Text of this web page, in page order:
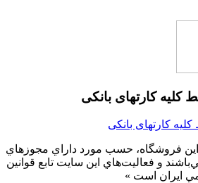
کلیه کارتهای بانکی
اين فروشگاه، حسب مورد داراي مجوزهاي
و فعاليت‌هاي اين سايت تابع قوانين
ايران است »